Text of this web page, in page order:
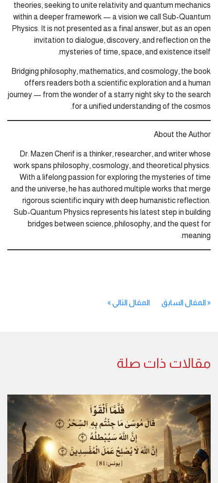
theories, seeking to unite relativity and quantum mechanics
within a deeper framework — a vision we call Sub-Quantum
Physics. It is not presented as a final answer, but as an open
invitation to dialogue, discovery, and reflection on the
mysteries of time, space, and existence itself.
Bridging philosophy, mathematics, and cosmology, the book
offers readers both a scientific exploration and a human
journey — from the wonder of a starry night sky to the search
for a unified understanding of the cosmos.
About the Author
Dr. Mazen Cherif is a thinker, researcher, and writer whose
work spans philosophy, cosmology, and theoretical physics.
With a lifelong passion for exploring the mysteries of time
and the universe, he has authored multiple works that merge
rigorous scientific inquiry with deep humanistic reflection.
Sub-Quantum Physics represents his latest step in building
bridges between science, philosophy, and the quest for
meaning.
«المقال السابق المقال التالي »
مقالات ذات صلة